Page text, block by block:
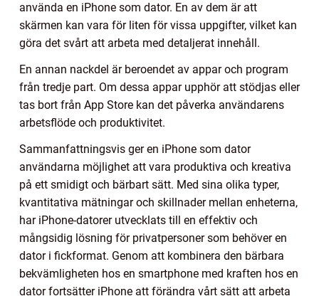
använda en iPhone som dator. En av dem är att
skärmen kan vara för liten för vissa uppgifter, vilket kan
göra det svårt att arbeta med detaljerat innehåll.
En annan nackdel är beroendet av appar och program
från tredje part. Om dessa appar upphör att stödjas eller
tas bort från App Store kan det påverka användarens
arbetsflöde och produktivitet.
Sammanfattningsvis ger en iPhone som dator
användarna möjlighet att vara produktiva och kreativa
på ett smidigt och bärbart sätt. Med sina olika typer,
kvantitativa mätningar och skillnader mellan enheterna,
har iPhone-datorer utvecklats till en effektiv och
mångsidig lösning för privatpersoner som behöver en
dator i fickformat. Genom att kombinera den bärbara
bekvämligheten hos en smartphone med kraften hos en
dator fortsätter iPhone att förändra vårt sätt att arbeta